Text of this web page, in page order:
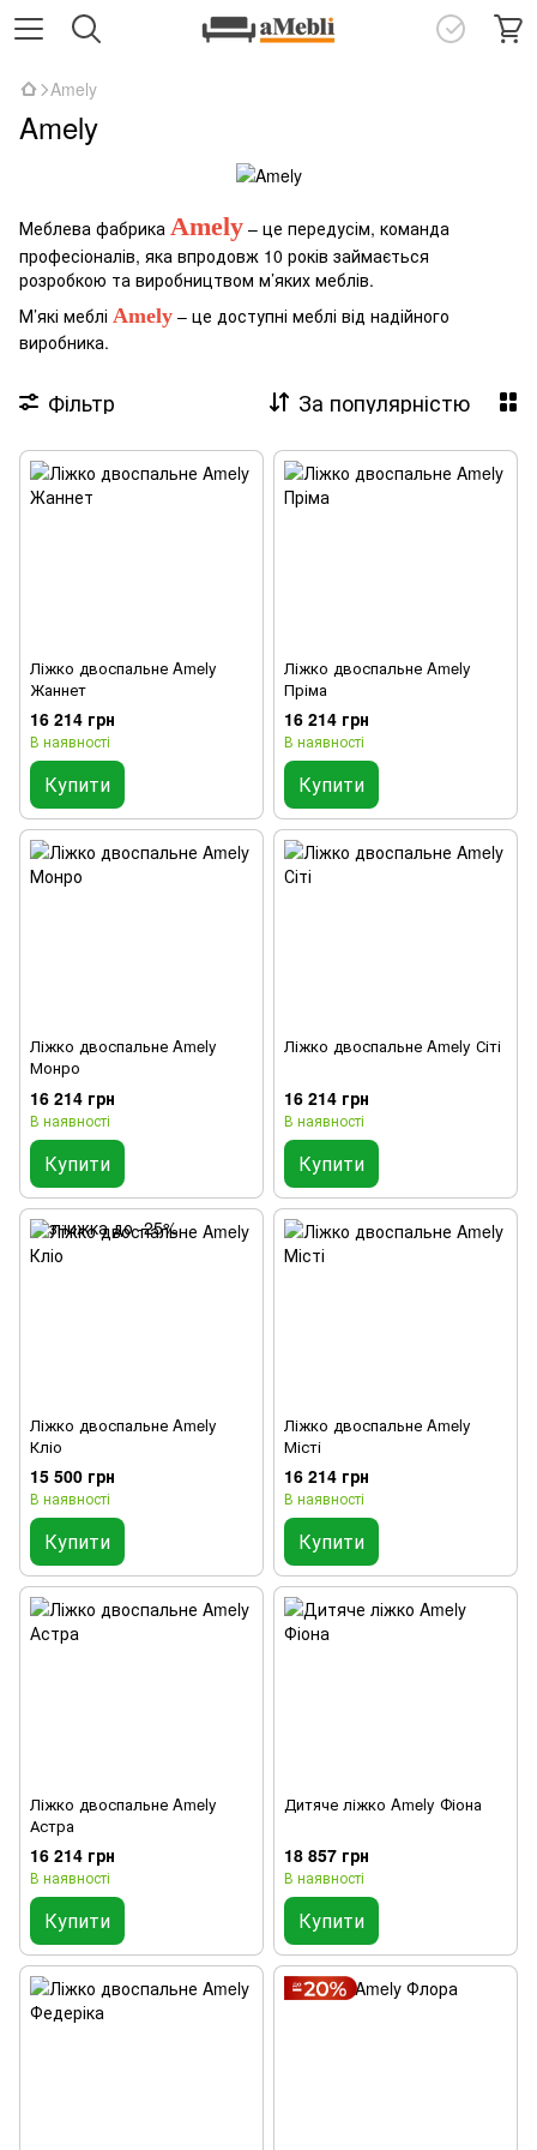
Amely
Amely
Меблева фабрика Amely – це передусім, команда
професіоналів, яка впродовж 10 років займається
розробкою та виробництвом м’яких меблів.
М’які меблі Amely – це доступні меблі від надійного
виробника.
Фільтр За популярністю
Ліжко двоспальне Amely
Жаннет
16 214 грн
В наявності
Купити
Ліжко двоспальне Amely
Пріма
16 214 грн
В наявності
Купити
Ліжко двоспальне Amely
Монро
16 214 грн
В наявності
Купити
Ліжко двоспальне Amely Сіті
16 214 грн
В наявності
Купити
Ліжко двоспальне Amely
Кліо
15 500 грн
В наявності
Купити
Ліжко двоспальне Amely
Місті
16 214 грн
В наявності
Купити
Ліжко двоспальне Amely
Астра
16 214 грн
В наявності
Купити
Дитяче ліжко Amely Фіона
18 857 грн
В наявності
Купити